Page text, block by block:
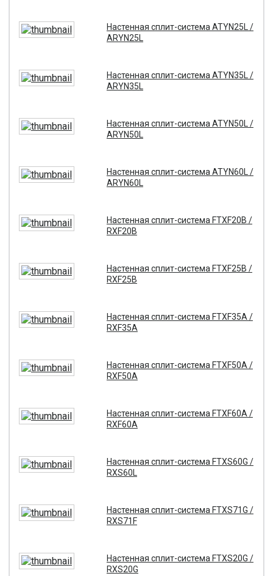
Настенная сплит-система ATYN25L /
ARYN25L
Настенная сплит-система ATYN35L /
ARYN35L
Настенная сплит-система ATYN50L /
ARYN50L
Настенная сплит-система ATYN60L /
ARYN60L
Настенная сплит-система FTXF20B /
RXF20B
Настенная сплит-система FTXF25B /
RXF25B
Настенная сплит-система FTXF35A /
RXF35A
Настенная сплит-система FTXF50A /
RXF50A
Настенная сплит-система FTXF60A /
RXF60A
Настенная сплит-система FTXS60G /
RXS60L
Настенная сплит-система FTXS71G /
RXS71F
Настенная сплит-система FTXS20G /
RXS20G